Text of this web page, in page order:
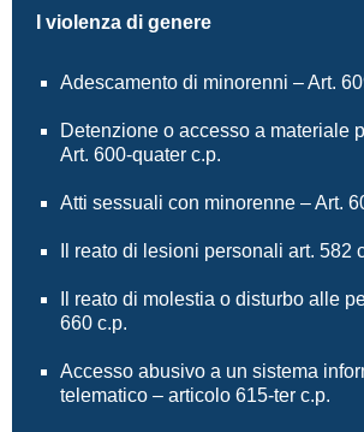
I violenza di genere
Adescamento di minorenni – Art.
Detenzione o accesso a materiale
Art. 600-quater c.p.
Atti sessuali con minorenne – Art.
Il reato di lesioni personali art. 582
Il reato di molestia o disturbo alle
660 c.p.
Accesso abusivo a un sistema
telematico – articolo 615-ter c.p.